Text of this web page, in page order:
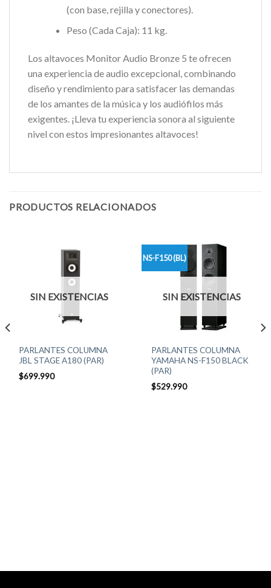
(con base, rejilla y conectores).
Peso (Cada Caja): 11 kg.
Los altavoces Monitor Audio Bronze 5 te ofrecen
una experiencia de audio excepcional, combinando
diseño y rendimiento para satisfacer las demandas
de los amantes de la música y los audiófilos más
exigentes. ¡Lleva tu experiencia sonora al siguiente
nivel con estos impresionantes altavoces!
PRODUCTOS RELACIONADOS
SIN EXISTENCIAS
PARLANTES COLUMNA
JBL STAGE A180 (PAR)
$699.990
NS-F150 (BL)
SIN EXISTENCIAS
PARLANTES COLUMNA
YAMAHA NS-F150 BLACK
(PAR)
$529.990